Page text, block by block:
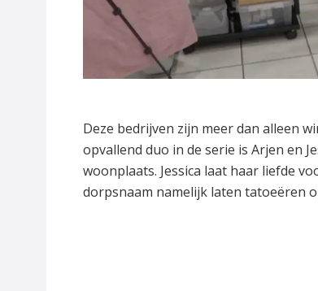
Deze bedrijven zijn meer dan alleen
opvallend duo in de serie is Arjen en
woonplaats. Jessica laat haar liefde
dorpsnaam namelijk laten tatoeëren